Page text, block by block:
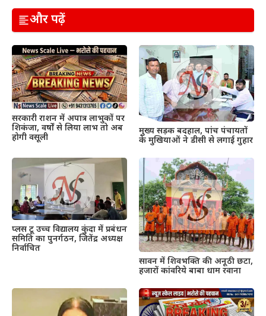
और पढ़ें
सरकारी राशन में अपात्र लाभुकों पर
शिकंजा, वर्षों से लिया लाभ तो अब
होगी वसूली
मुख्य सड़क बदहाल, पांच पंचायतों
के मुखियाओं ने डीसी से लगाई गुहार
प्लस टू उच्च विद्यालय कुंदा में प्रबंधन
समिति का पुनर्गठन, जितेंद्र अध्यक्ष
निर्वाचित
सावन में शिवभक्ति की अनूठी छटा,
हजारों कांवरिये बाबा धाम रवाना